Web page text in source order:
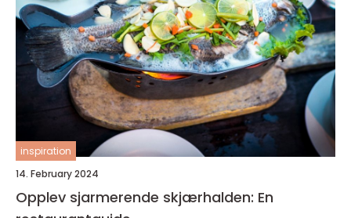
inspiration
14. February 2024
Opplev sjarmerende skjærhalden: En